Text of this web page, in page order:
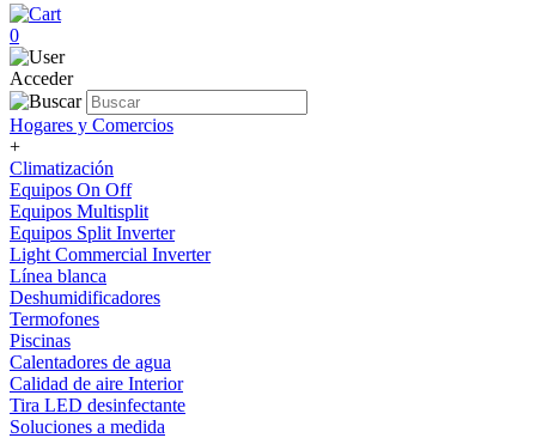
0
Acceder
Hogares y Comercios
+
Climatización
Equipos On Off
Equipos Multisplit
Equipos Split Inverter
Light Commercial Inverter
Línea blanca
Deshumidificadores
Termofones
Piscinas
Calentadores de agua
Calidad de aire Interior
Tira LED desinfectante
Soluciones a medida